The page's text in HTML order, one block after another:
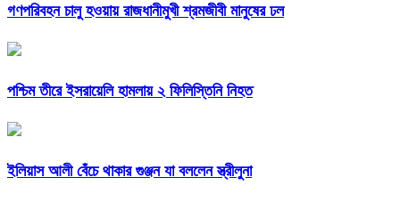
গণপরিবহন চালু হওয়ায় রাজধানীমুখী শ্রমজীবী মানুষের ঢল
পশ্চিম তীরে ইসরায়েলি হামলায় ২ ফিলিস্তিনি নিহত
ইলিয়াস আলী বেঁচে থাকার গুঞ্জন যা বললেন স্ত্রীলুনা